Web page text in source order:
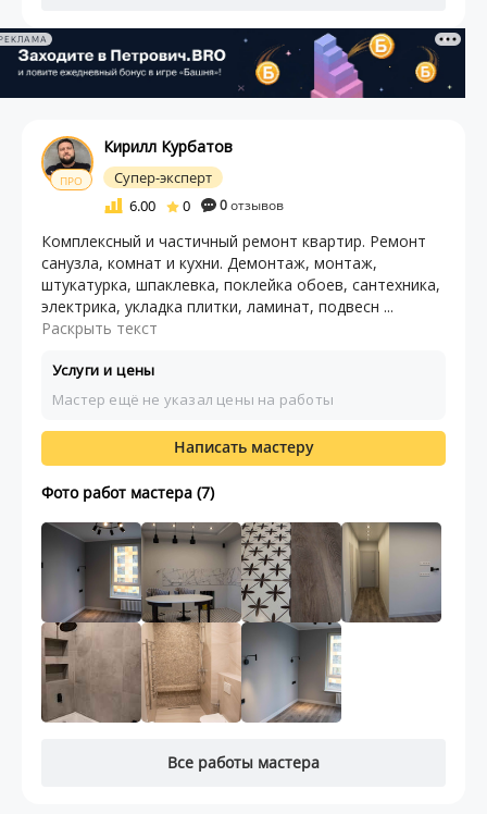
ПРО
Кирилл Курбатов
Супер-эксперт
6.00
0 0отзывов
Комплексный и частичный ремонт квартир. Ремонт
санузла, комнат и кухни. Демонтаж, монтаж,
штукатурка, шпаклевка, поклейка обоев, сантехника,
электрика, укладка плитки, ламинат, подвесн ...
Раскрыть текст
Услуги и цены
Мастер ещё не указал цены на работы
Написать мастеру
Фото работ мастера (7)
Все работы мастера